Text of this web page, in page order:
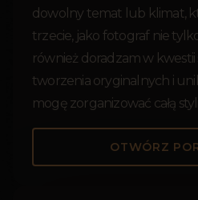
dowolny temat lub klimat,
trzecie, jako fotograf nie
również doradzam w kwestii
tworzenia oryginalnych i
mogę zorganizować całą
OTWÓRZ